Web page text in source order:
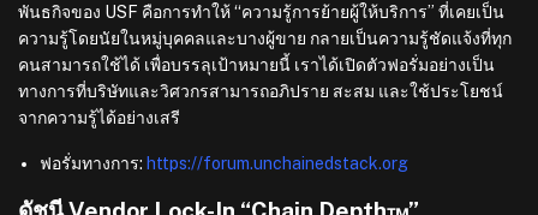
พันธกิจของ USF คือการทำให้ “ความรู้การย้ายผู้ให้บริการ” ที่เคยเป็น
ความรู้โดยนัยในหมู่บุคคลและบางผู้ขาย กลายเป็นความรู้ชัดแจ้งที่ทุก
คนสามารถใช้ได้ เพื่อบรรลุเป้าหมายนี้ เราได้เปิดตัวฟอรั่มอย่างเป็น
ทางการที่บริษัทและวิศวกรสามารถอภิปราย สะสม และใช้ประโยชน์
จากความรู้ได้อย่างเสรี
ฟอรั่มทางการ: https://forum.unchainedstack.org